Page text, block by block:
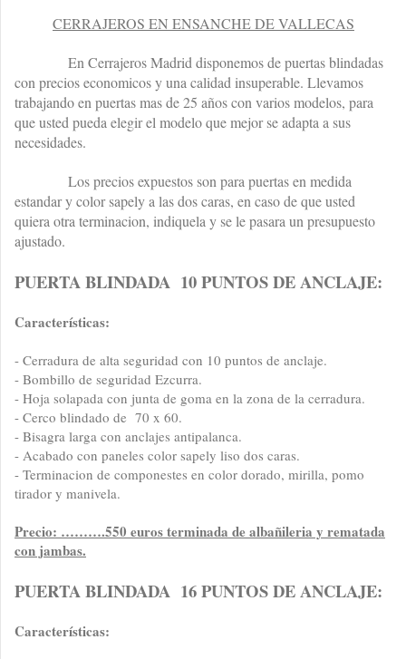
CERRAJEROS EN ENSANCHE DE VALLECAS
En Cerrajeros Madrid disponemos de puertas blindadas
con precios economicos y una calidad insuperable. Llevamos
trabajando en puertas mas de 25 años con varios modelos, para
que usted pueda elegir el modelo que mejor se adapta a sus
necesidades.
Los precios expuestos son para puertas en medida
estandar y color sapely a las dos caras, en caso de que usted
quiera otra terminacion, indiquela y se le pasara un presupuesto
ajustado.
PUERTA BLINDADA 10 PUNTOS DE ANCLAJE:
Características:
- Cerradura de alta seguridad con 10 puntos de anclaje.
- Bombillo de seguridad Ezcurra.
- Hoja solapada con junta de goma en la zona de la cerradura.
- Cerco blindado de 70 x 60.
- Bisagra larga con anclajes antipalanca.
- Acabado con paneles color sapely liso dos caras.
- Terminacion de componestes en color dorado, mirilla, pomo
tirador y manivela.
Precio: ……….550 euros terminada de albañileria y rematada
con jambas.
PUERTA BLINDADA 16 PUNTOS DE ANCLAJE:
Características: